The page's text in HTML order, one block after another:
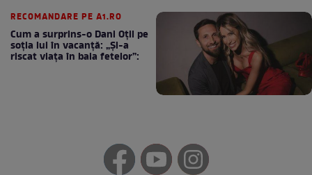
RECOMANDARE PE A1.RO
Cum a surprins-o Dani Oțil pe
soția lui în vacanță: „Și-a
riscat viața în baia fetelor”: